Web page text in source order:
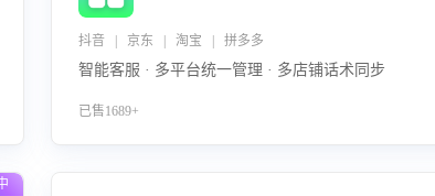
抖音 | 京东 | 淘宝 | 拼多多
智能客服 · 多平台统一管理 · 多店铺话术同步
已售1689+